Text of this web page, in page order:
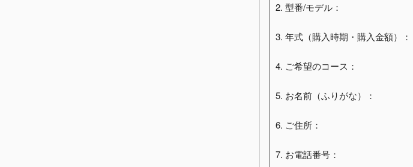
2. 型番/モデル：
3. 年式（購入時期・購入金額）：
4. ご希望のコース：
5. お名前（ふりがな）：
6. ご住所：
7. お電話番号：